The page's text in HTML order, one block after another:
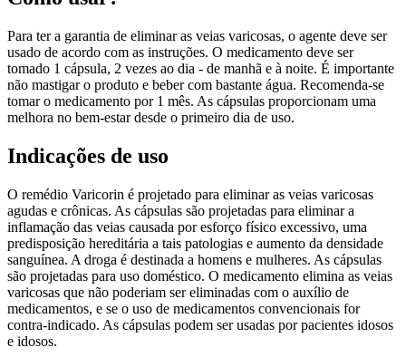
Para ter a garantia de eliminar as veias varicosas, o agente deve ser
usado de acordo com as instruções. O medicamento deve ser
tomado 1 cápsula, 2 vezes ao dia - de manhã e à noite. É importante
não mastigar o produto e beber com bastante água. Recomenda-se
tomar o medicamento por 1 mês. As cápsulas proporcionam uma
melhora no bem-estar desde o primeiro dia de uso.
Indicações de uso
O remédio Varicorin é projetado para eliminar as veias varicosas
agudas e crônicas. As cápsulas são projetadas para eliminar a
inflamação das veias causada por esforço físico excessivo, uma
predisposição hereditária a tais patologias e aumento da densidade
sanguínea. A droga é destinada a homens e mulheres. As cápsulas
são projetadas para uso doméstico. O medicamento elimina as veias
varicosas que não poderiam ser eliminadas com o auxílio de
medicamentos, e se o uso de medicamentos convencionais for
contra-indicado. As cápsulas podem ser usadas por pacientes idosos
e idosos.